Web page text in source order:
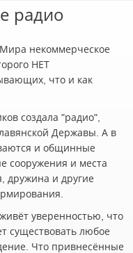
радио
некоммерческое
НЕТ
что и как
создала "радио",
Державы. А в
и общинные
сооружения и места
дружина и другие
уверенностью, что
существовать любое
Что привнесённые